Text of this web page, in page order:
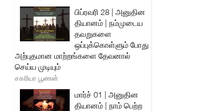
பிப்ரவரி 28 | அனுதின
தியானம் | நம்முடைய
தவறுகளை
ஒப்புக்கொள்ளும் போது
அற்புதமான மாற்றங்களை தேவனால்
செய்ய முடியும்
சகரியா பூணன்
மார்ச் 01 | அனுதின
தியானம் | நாம் பெற்ற